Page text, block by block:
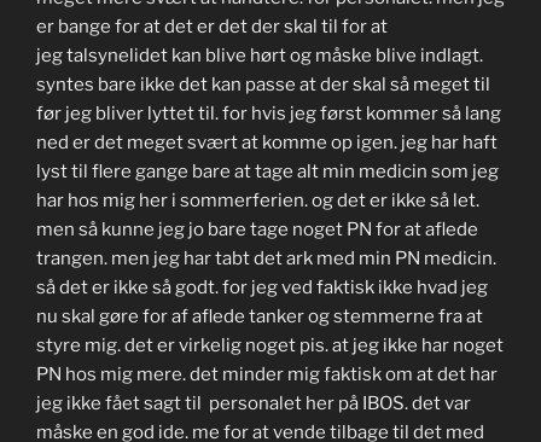
er bange for at det er det der skal til for at
jeg talsynelidet kan blive hørt og måske blive indlagt.
syntes bare ikke det kan passe at der skal så meget til
før jeg bliver lyttet til. for hvis jeg først kommer så lang
ned er det meget svært at komme op igen. jeg har haft
lyst til flere gange bare at tage alt min medicin som jeg
har hos mig her i sommerferien. og det er ikke så let.
men så kunne jeg jo bare tage noget PN for at aflede
trangen. men jeg har tabt det ark med min PN medicin.
så det er ikke så godt. for jeg ved faktisk ikke hvad jeg
nu skal gøre for af aflede tanker og stemmerne fra at
styre mig. det er virkelig noget pis. at jeg ikke har noget
PN hos mig mere. det minder mig faktisk om at det har
jeg ikke fået sagt til personalet her på IBOS. det var
måske en god ide. me for at vende tilbage til det med